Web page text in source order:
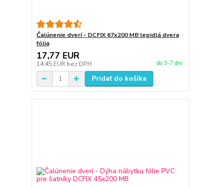
Čalúnenie dverí - DCFIX 67x200 MB lepidlá dvera
fólia
17,77 EUR
14,45 EUR bez DPH do 3-7 dní
Pridať do košíka